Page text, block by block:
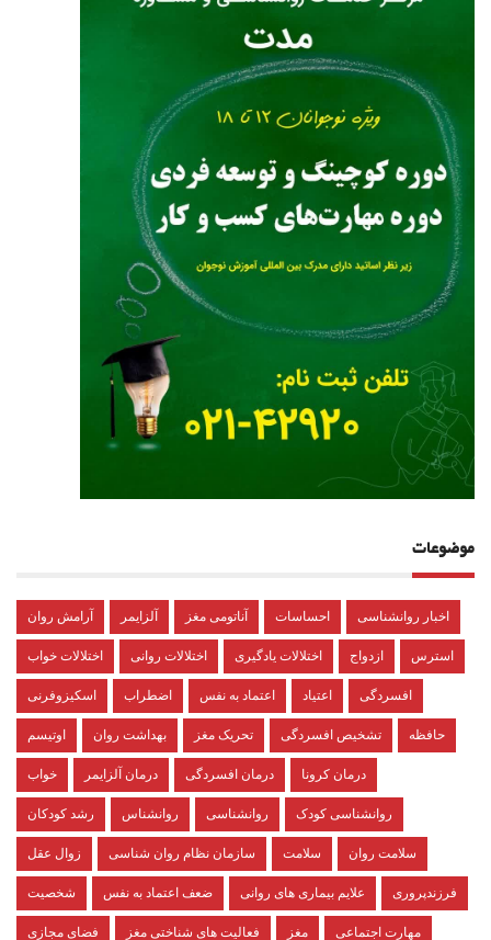
موضوعات
آرامش روان آلزایمر آناتومی مغز احساسات اخبار روانشناسی
اختلالات خواب اختلالات روانی اختلالات یادگیری ازدواج استرس
اسکیزوفرنی اضطراب اعتماد به نفس اعتیاد افسردگی
اوتیسم بهداشت روان تحریک مغز تشخیص افسردگی حافظه
خواب درمان آلزایمر درمان افسردگی درمان کرونا
رشد کودکان روانشناس روانشناسی روانشناسی کودک
زوال عقل سازمان نظام روان شناسی سلامت سلامت روان
شخصیت ضعف اعتماد به نفس علایم بیماری های روانی فرزندپروری
فضای مجازی فعالیت های شناختی مغز مغز مهارت اجتماعی